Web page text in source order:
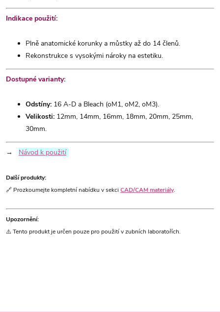
Indikace použití:
Plně anatomické korunky a můstky až do 14 členů.
Rekonstrukce s vysokými nároky na estetiku.
Dostupné varianty:
Odstíny: 16 A-D a Bleach (oM1, oM2, oM3).
Velikosti: 12mm, 14mm, 16mm, 18mm, 20mm, 25mm,
30mm.
→ Návod k použití
Další produkty:
🔗 Prozkoumejte kompletní nabídku v sekci CAD/CAM materiály.
Upozornění:
⚠️ Tento produkt je určen pouze pro použití v zubních laboratořích.